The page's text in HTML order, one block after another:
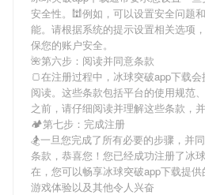
安全性。🕍例如，可以设置安全问题
能。请根据系统的提示设置相关选项
保您的账户安全。
🌺第六步：阅读并同意条款
🍞在注册过程中， 冰球突破app下载会
阅读。这些条款包括平台的使用规范
之前，请仔细阅读并理解这些条款，
🏕第七步：完成注册
🏂一旦您完成了所有必要的步骤，并
条款，恭喜您！您已经成功注册了冰
在，您可以畅享冰球突破app下载提供
游戏体验以及其他令人兴奋